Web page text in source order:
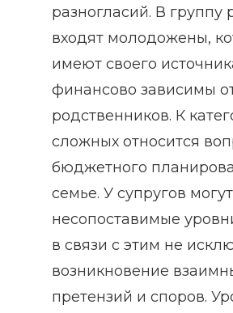
разногласий. В группу
входят молодожены,
имеют своего
финансово зависимы
родственников. К
сложных относится
бюджетного
семье. У супругов
несопоставимые
в связи с этим не
возникновение
претензий и споров.